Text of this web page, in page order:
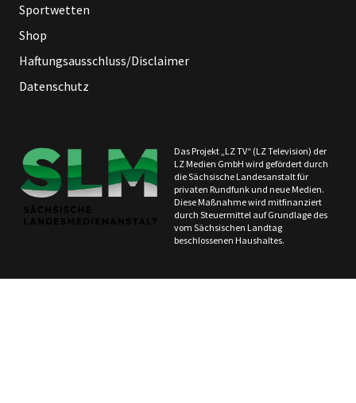
Sportwetten
Shop
Haftungsausschluss/Disclaimer
Datenschutz
Das Projekt „LZ TV“ (LZ Television) der
LZ Medien GmbH wird gefördert durch
die Sächsische Landesanstalt für
privaten Rundfunk und neue Medien.
Diese Maßnahme wird mitfinanziert
durch Steuermittel auf Grundlage des
vom Sächsischen Landtag
beschlossenen Haushaltes.